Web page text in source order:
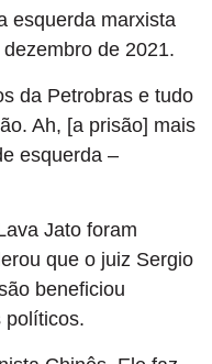
esquerda marxista
de 2021.
da Petrobras e tudo
Ah, [a prisão] mais
esquerda –
Jato foram
que o juiz Sergio
beneficiou
políticos.